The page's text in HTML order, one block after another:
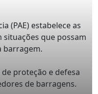
(PAE) estabelece as
situações que possam
barragem.
proteção e defesa
de barragens.